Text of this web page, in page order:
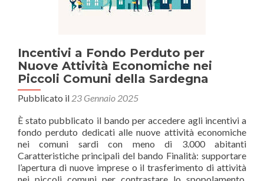
Incentivi a Fondo Perduto per
Nuove Attività Economiche nei
Piccoli Comuni della Sardegna
Pubblicato il 23 Gennaio 2025
È stato pubblicato il bando per accedere agli incentivi a
fondo perduto dedicati alle nuove attività economiche
nei comuni sardi con meno di 3.000 abitanti
Caratteristiche principali del bando Finalità: supportare
l’apertura di nuove imprese o il trasferimento di attività
nei piccoli comuni per contrastare lo spopolamento.